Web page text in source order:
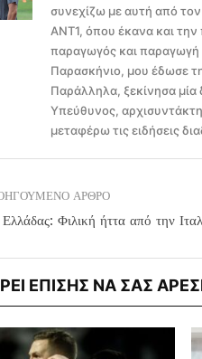
συνεχίζω με αυτή από
ΑΝΤ1, όπου έκανα και
παραγωγός και παραγωγή
Παρασκήνιο, μου έδωσε
Παράλληλα, ξεκίνησα μία
Υπεύθυνος,
μεταφέρω τις ειδήσεις
ΑΡΘΡΟ
Φιλική ήττα από την
ΕΠΙΣΗΣ ΝΑ ΣΑΣ